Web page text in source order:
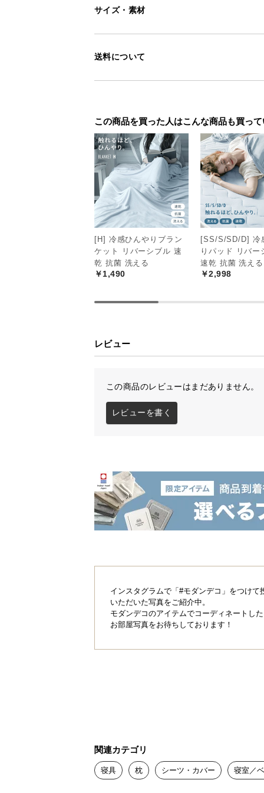
サイズ・素材
送料について
この商品を買った人はこんな商品も買っ
[H] 冷感ひんやりブラン
ケット リバーシブル 速
乾 抗菌 洗える
￥1,490
[SS/S/SD/D] 冷
りパッド リバー
速乾 抗菌 洗える
￥2,998
レビュー
この商品のレビューはまだありません。
レビューを書く
インスタグラムで「#モダンデコ」をつけて
いただいた写真をご紹介中。
モダンデコのアイテムでコーディネートし
お部屋写真をお待ちしております！
関連カテゴリ
寝具 枕 シーツ・カバー 寝室／